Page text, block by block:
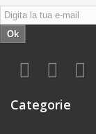
Ok
Categorie